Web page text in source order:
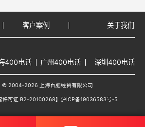
客户案例 关于我们
400电话 广州400电话 深圳400电话
© 2004-2026 上海百脑经贸有限公司
许可证 B2-20100268】 沪ICP备19036583号-5